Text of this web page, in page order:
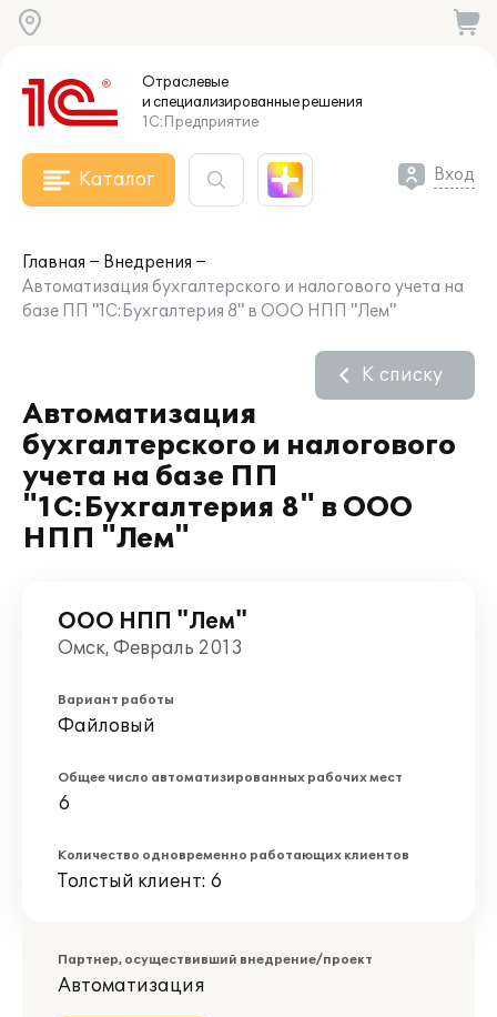
Отраслевые
и специализированныерешения
1С:Предприятие
Каталог Вход
Главная
Внедрения
Автоматизация бухгалтерского и налогового учета на
базе ПП "1С:Бухгалтерия 8" в ООО НПП "Лем"
Автоматизация
бухгалтерского и налогового
учета на базе ПП
"1С:Бухгалтерия 8" в ООО
НПП "Лем"
К списку
ООО НПП "Лем"
Омск, Февраль 2013
Вариант работы
Файловый
Общее число автоматизированных рабочих мест
6
Количество одновременно работающих клиентов
Толстый клиент: 6
Партнер, осуществивший внедрение/проект
Автоматизация